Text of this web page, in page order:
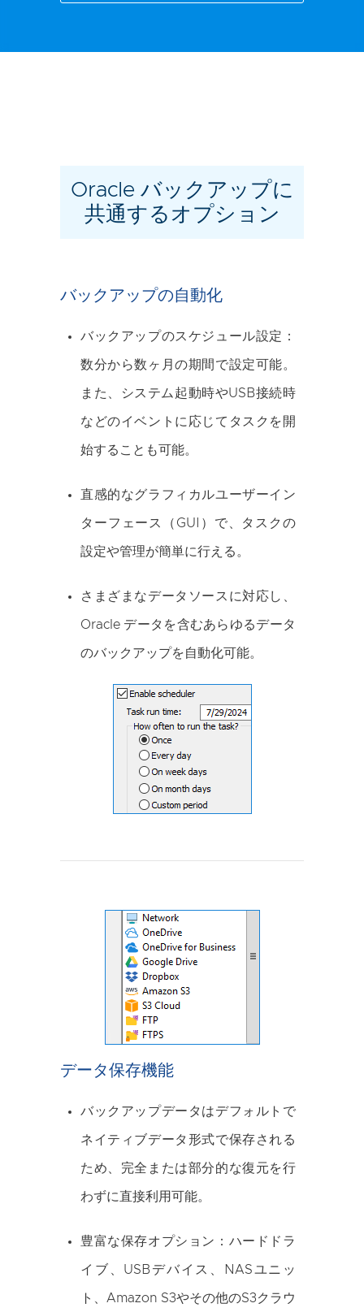
Oracle バックアップに
共通するオプション
バックアップの自動化
バックアップのスケジュール設定：
数分から数ヶ月の期間で設定可能。
また、システム起動時やUSB接続時
などのイベントに応じてタスクを開
始することも可能。
直感的なグラフィカルユーザーイン
ターフェース（GUI）で、タスクの
設定や管理が簡単に行える。
さまざまなデータソースに対応し、
Oracle データを含むあらゆるデータ
のバックアップを自動化可能。
データ保存機能
バックアップデータはデフォルトで
ネイティブデータ形式で保存される
ため、完全または部分的な復元を行
わずに直接利用可能。
豊富な保存オプション：ハードドラ
イブ、USBデバイス、NASユニッ
ト、Amazon S3やその他のS3クラウ